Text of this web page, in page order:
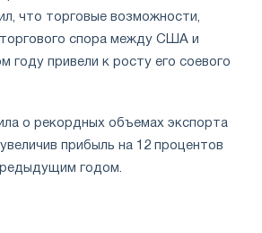
что торговые возможности,
спора между США и
году привели к росту его соевого
о рекордных объемах экспорта
прибыль на 12 процентов
годом.